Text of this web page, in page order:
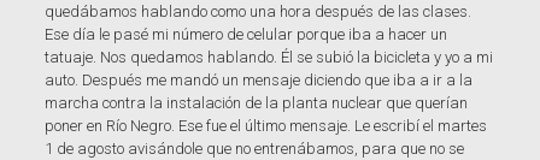
quedábamos hablando como una hora después de las clases.
Ese día le pasé mi número de celular porque iba a hacer un
tatuaje. Nos quedamos hablando. Él se subió la bicicleta y yo a mi
auto. Después me mandó un mensaje diciendo que iba a ir a la
marcha contra la instalación de la planta nuclear que querían
poner en Río Negro. Ese fue el último mensaje. Le escribí el martes
1 de agosto avisándole que no entrenábamos, para que no se